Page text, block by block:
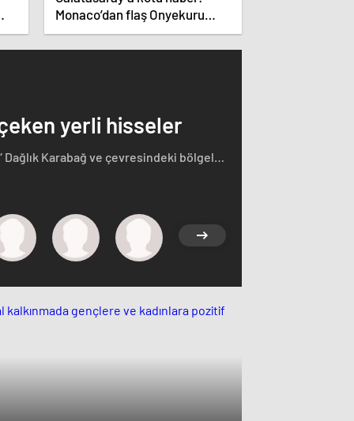
Monaco’dan flaş Onyekuru
kararı.
yerli hisseler
Karabağ ve çevresindeki bölgeler